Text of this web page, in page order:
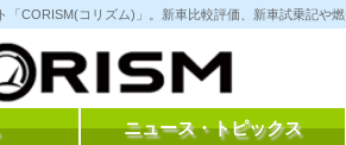
「CORISM(コリズム)」。新車比較評価、新車試乗記や
ニュース・トピックス